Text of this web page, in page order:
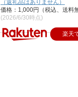
（返礼品はありません）
価格：1,000円（税込、送料
(2026/6/30時点)
楽天